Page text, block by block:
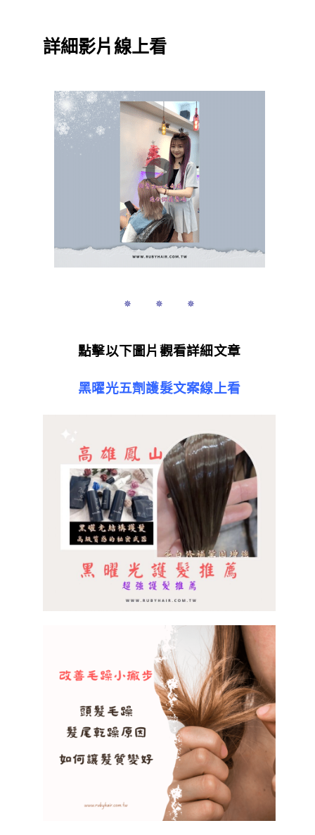
詳細影片線上看
✵ ✵ ✵
點擊以下圖片觀看詳細文章
黑曜光五劑護髮文案線上看